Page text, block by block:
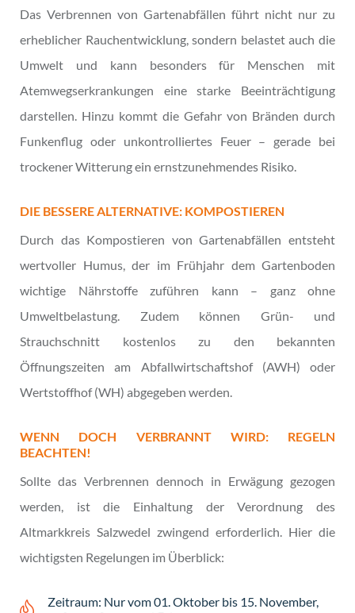
Das Verbrennen von Gartenabfällen führt nicht nur zu
erheblicher Rauchentwicklung, sondern belastet auch die
Umwelt und kann besonders für Menschen mit
Atemwegserkrankungen eine starke Beeinträchtigung
darstellen. Hinzu kommt die Gefahr von Bränden durch
Funkenflug oder unkontrolliertes Feuer – gerade bei
trockener Witterung ein ernstzunehmendes Risiko.
DIE BESSERE ALTERNATIVE: KOMPOSTIEREN
Durch das Kompostieren von Gartenabfällen entsteht
wertvoller Humus, der im Frühjahr dem Gartenboden
wichtige Nährstoffe zuführen kann – ganz ohne
Umweltbelastung. Zudem können Grün- und
Strauchschnitt kostenlos zu den bekannten
Öffnungszeiten am Abfallwirtschaftshof (AWH) oder
Wertstoffhof (WH) abgegeben werden.
WENN DOCH VERBRANNT WIRD: REGELN
BEACHTEN!
Sollte das Verbrennen dennoch in Erwägung gezogen
werden, ist die Einhaltung der Verordnung des
Altmarkkreis Salzwedel zwingend erforderlich. Hier die
wichtigsten Regelungen im Überblick:
Zeitraum: Nur vom 01. Oktober bis 15. November,